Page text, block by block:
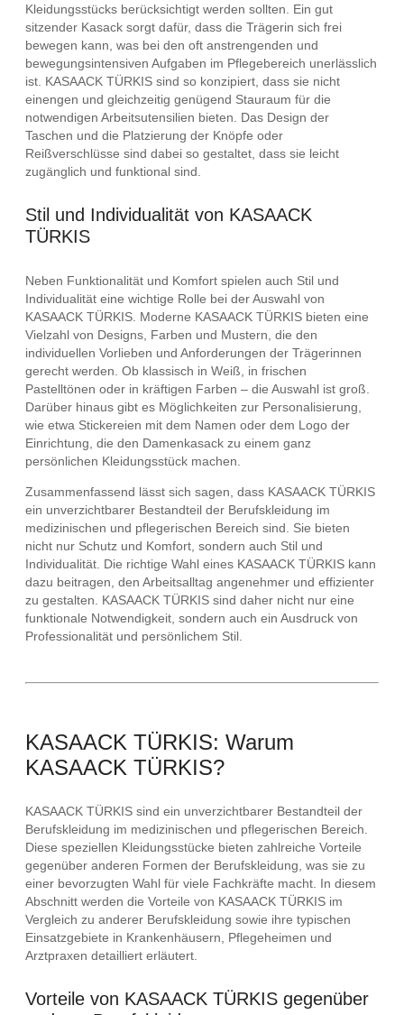
Kleidungsstücks berücksichtigt werden sollten. Ein gut
sitzender Kasack sorgt dafür, dass die Trägerin sich frei
bewegen kann, was bei den oft anstrengenden und
bewegungsintensiven Aufgaben im Pflegebereich unerlässlich
ist. KASAACK TÜRKIS sind so konzipiert, dass sie nicht
einengen und gleichzeitig genügend Stauraum für die
notwendigen Arbeitsutensilien bieten. Das Design der
Taschen und die Platzierung der Knöpfe oder
Reißverschlüsse sind dabei so gestaltet, dass sie leicht
zugänglich und funktional sind.
Stil und Individualität von KASAACK
TÜRKIS
Neben Funktionalität und Komfort spielen auch Stil und
Individualität eine wichtige Rolle bei der Auswahl von
KASAACK TÜRKIS. Moderne KASAACK TÜRKIS bieten eine
Vielzahl von Designs, Farben und Mustern, die den
individuellen Vorlieben und Anforderungen der Trägerinnen
gerecht werden. Ob klassisch in Weiß, in frischen
Pastelltönen oder in kräftigen Farben – die Auswahl ist groß.
Darüber hinaus gibt es Möglichkeiten zur Personalisierung,
wie etwa Stickereien mit dem Namen oder dem Logo der
Einrichtung, die den Damenkasack zu einem ganz
persönlichen Kleidungsstück machen.
Zusammenfassend lässt sich sagen, dass KASAACK TÜRKIS
ein unverzichtbarer Bestandteil der Berufskleidung im
medizinischen und pflegerischen Bereich sind. Sie bieten
nicht nur Schutz und Komfort, sondern auch Stil und
Individualität. Die richtige Wahl eines KASAACK TÜRKIS kann
dazu beitragen, den Arbeitsalltag angenehmer und effizienter
zu gestalten. KASAACK TÜRKIS sind daher nicht nur eine
funktionale Notwendigkeit, sondern auch ein Ausdruck von
Professionalität und persönlichem Stil.
KASAACK TÜRKIS: Warum
KASAACK TÜRKIS?
KASAACK TÜRKIS sind ein unverzichtbarer Bestandteil der
Berufskleidung im medizinischen und pflegerischen Bereich.
Diese speziellen Kleidungsstücke bieten zahlreiche Vorteile
gegenüber anderen Formen der Berufskleidung, was sie zu
einer bevorzugten Wahl für viele Fachkräfte macht. In diesem
Abschnitt werden die Vorteile von KASAACK TÜRKIS im
Vergleich zu anderer Berufskleidung sowie ihre typischen
Einsatzgebiete in Krankenhäusern, Pflegeheimen und
Arztpraxen detailliert erläutert.
Vorteile von KASAACK TÜRKIS gegenüber